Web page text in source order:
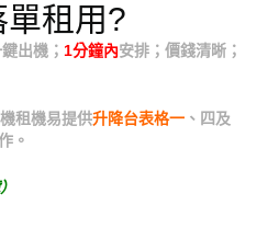
租用?
鍵出機； 1分鐘內安排；價錢清晰；
租機易提供升降台表格一 、四及
。